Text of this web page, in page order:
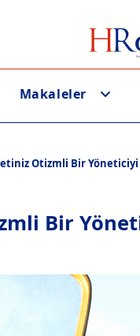
Makaleler
Otizmli Bir Yöneticiyi
Bir